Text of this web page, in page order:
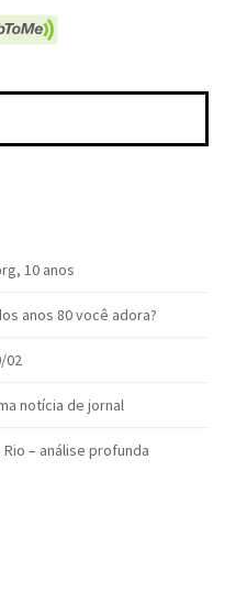
10 anos
anos 80 você adora?
02
notícia de jornal
– análise profunda